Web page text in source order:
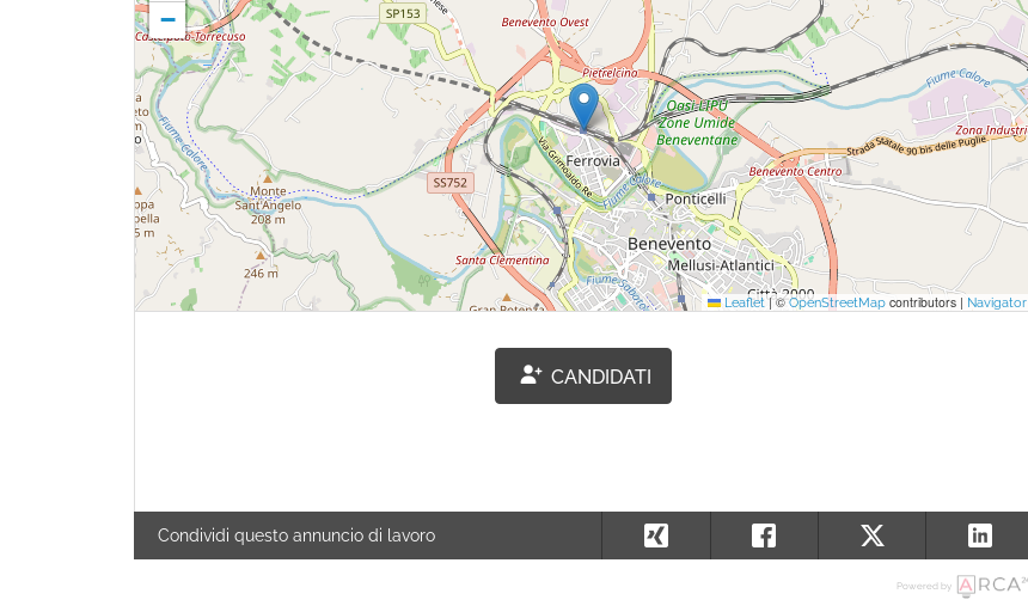
−
Leaflet |©OpenStreetMapcontributors | Navigator
CANDIDATI
Condividi questo annuncio di lavoro
Powered by